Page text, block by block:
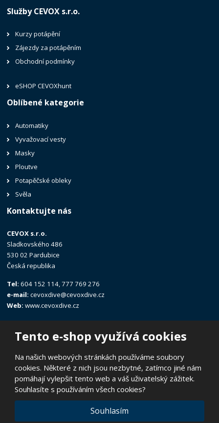
Tento e-shop využívá cookies
Na našich webových stránkách používáme soubory
cookies. Některé z nich jsou nezbytné, zatímco jiné nám
pomáhají vylepšit tento web a váš uživatelský zážitek.
Souhlasíte s používáním všech cookies?
Souhlasím
Služby CEVOX s.r.o.
Kurzy potápění
Zájezdy za potápěním
Obchodní podmínky
eSHOP CEVOXhunt
Oblíbené kategorie
Automatiky
Vyvažovací vesty
Masky
Ploutve
Potapěčské obleky
Svěla
Kontaktujte nás
CEVOX s.r.o.
Sladkovského 486
530 02 Pardubice
Česká republika
Tel:604 152 114, 777 769 276
e-mail: cevoxdive@cevoxdive.cz
Web: www.cevoxdive.cz
© 2026, CEVOX s.r.o.
Prohlášení o přístupnosti|Ochrana osobních údajů | Mapa stránek